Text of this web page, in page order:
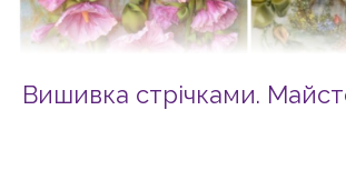
Вишивка стрічками.